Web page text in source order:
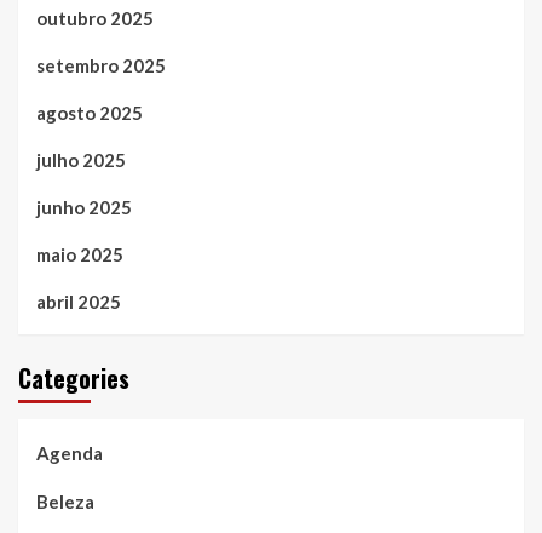
outubro 2025
setembro 2025
agosto 2025
julho 2025
junho 2025
maio 2025
abril 2025
Categories
Agenda
Beleza